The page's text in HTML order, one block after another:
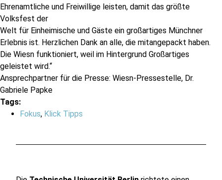
Ehrenamtliche und Freiwillige leisten, damit das größte
Volksfest der
Welt für Einheimische und Gäste ein großartiges Münchner
Erlebnis ist. Herzlichen Dank an alle, die mitangepackt haben.
Die Wiesn funktioniert, weil im Hintergrund Großartiges
geleistet wird.“
Ansprechpartner für die Presse: Wiesn-Pressestelle, Dr.
Gabriele Papke
Tags:
Fokus, Klick Tipps